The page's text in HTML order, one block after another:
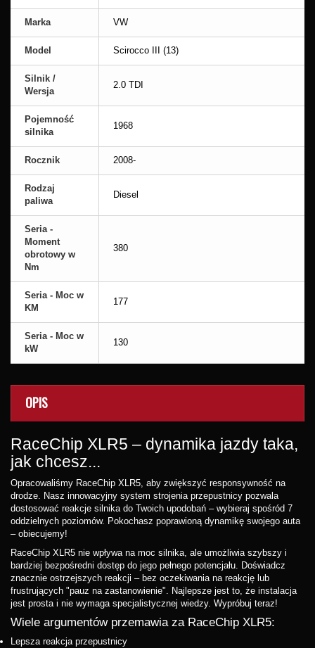
Marka VW
Model Scirocco III (13)
Silnik /
Wersja
2.0 TDI
Pojemność
silnika
1968
Rocznik 2008-
Rodzaj
paliwa
Diesel
Seria -
Moment
obrotowy w
Nm
380
Seria - Moc w
KM
177
Seria - Moc w
kW
130
OPIS
RaceChip XLR5 – dynamika jazdy taka,
jak chcesz...
Opracowaliśmy RaceChip XLR5, aby zwiększyć responsywność na
drodze. Nasz innowacyjny system strojenia przepustnicy pozwala
dostosować reakcje silnika do Twoich upodobań – wybieraj spośród 7
oddzielnych poziomów. Pokochasz poprawioną dynamikę swojego auta
– obiecujemy!
RaceChip XLR5 nie wpływa na moc silnika, ale umożliwia szybszy i
bardziej bezpośredni dostęp do jego pełnego potencjału. Doświadcz
znacznie ostrzejszych reakcji – bez oczekiwania na reakcję lub
frustrujących "pauz na zastanowienie". Najlepsze jest to, że instalacja
jest prosta i nie wymaga specjalistycznej wiedzy. Wypróbuj teraz!
Wiele argumentów przemawia za RaceChip XLR5:
Lepsza reakcja przepustnicy